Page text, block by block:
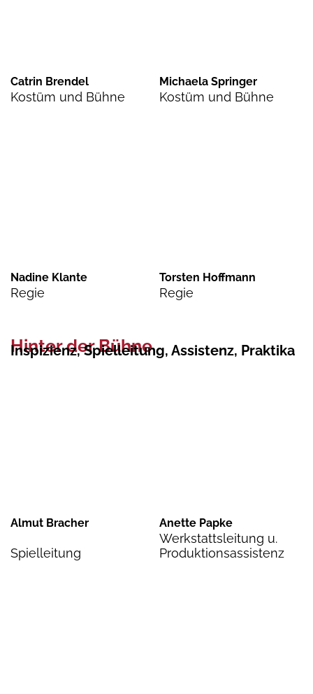
Kostüm und Bühne
Catrin Brendel
Kostüm und Bühne
Michaela Springer
Regie
Nadine Klante
Regie
Torsten Hoffmann
Hinter der Bühne
Inspizienz, Spielleitung, Assistenz, Praktika
Spielleitung
Almut Bracher
Werkstattsleitung u.
Produktionsassistenz
Anette Papke